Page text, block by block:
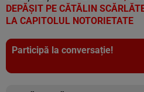
DEPĂȘIT PE CĂTĂLIN
LA CAPITOLUL NOTORIETATE
Participă la conversație!